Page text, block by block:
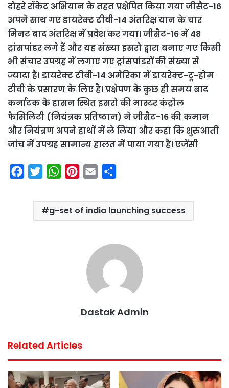
दोहरे रॉकेट अभियान के तहत प्रक्षेपित किया गया जीसैट-16
अपने साथ गए डायरेक्ट टीवी-14 अंतरिक्ष यान के चार
मिनट बाद अंतरिक्ष में प्रवेश कर गया। जीसैट-16 में 48
ट्रांसपांडर लगे हैं और यह संख्या इसरो द्वारा बनाए गए किसी
भी संचार उपग्रह में लगाए गए ट्रांसपांडरों की संख्या से
ज्यादा है। डायरेक्ट टीवी-14 अमेरिका में डायरेक्ट-टू-होम
टीवी के प्रसारण के लिए है। प्रक्षेपण के कुछ ही समय बाद
कर्नाटक के हासन स्थित इसरो की मास्टर कंट्रोल
फैसिलिटी (नियंत्रक प्रतिष्ठान) ने जीसैट-16 की कमान
और नियंत्रण अपने हाथों में ले लिया और कहा कि शुरुआती
जांच में उपग्रह सामान्य हालत में पाया गया है। एजेंसी
i
t
W
a
t
n
t
a
i
a
r
g-set of india launching success
Dastak Admin
Related Articles